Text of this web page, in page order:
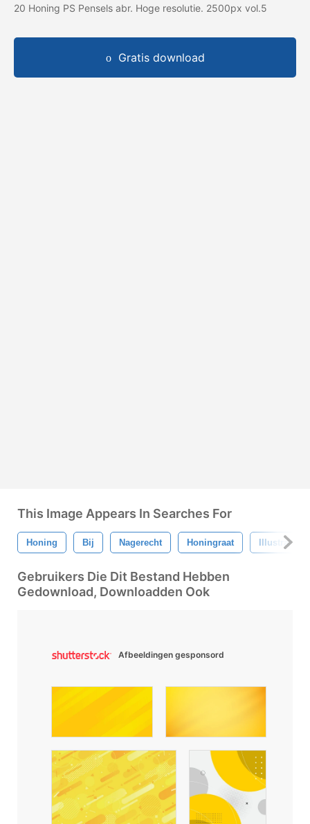
20 Honing PS Pensels abr. Hoge resolutie. 2500px vol.5
Gratis download
This Image Appears In Searches For
Honing Bij Nagerecht Honingraat Illustratie
Gebruikers Die Dit Bestand Hebben
Gedownload, Downloadden Ook
Afbeeldingen gesponsord